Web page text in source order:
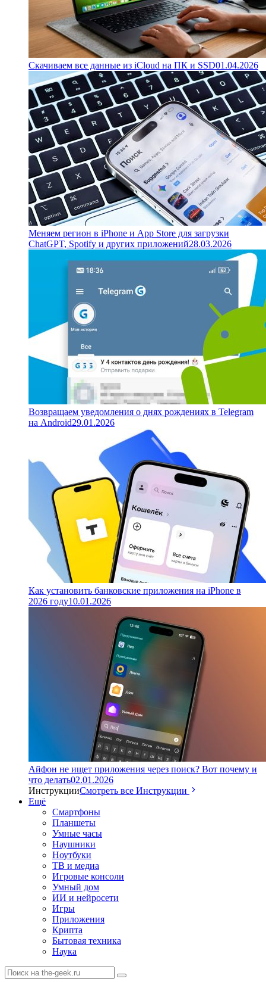
Скачиваем все данные из iCloud на ПК и SSD01.04.2026
Меняем регион в iPhone и App Store для загрузки
ChatGPT, Spotify и других приложений28.03.2026
Возвращаем уведомления о днях рождениях в Telegram
на Android29.01.2026
Как установить банковские приложения на iPhone в
2026 году10.01.2026
Айфон не ищет приложения через поиск? Вот почему и
что делать02.01.2026
ИнструкцииСмотреть все Инструкции
Ещё
Смартфоны
Планшеты
Умные часы
Наушники
Ноутбуки
ТВ и медиа
Игровые консоли
Умный дом
ИИ и нейросети
Игры
Приложения
Крипта
Бытовая техника
Наука